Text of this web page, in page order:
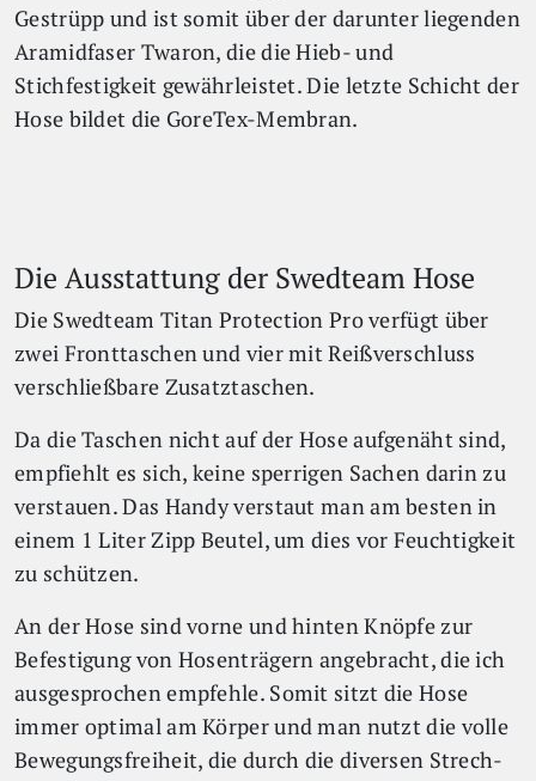
Gestrüpp und ist somit über der darunter liegenden
Aramidfaser Twaron, die die Hieb- und
Stichfestigkeit gewährleistet. Die letzte Schicht der
Hose bildet die GoreTex-Membran.
Die Ausstattung der Swedteam Hose
Die Swedteam Titan Protection Pro verfügt über
zwei Fronttaschen und vier mit Reißverschluss
verschließbare Zusatztaschen.
Da die Taschen nicht auf der Hose aufgenäht sind,
empfiehlt es sich, keine sperrigen Sachen darin zu
verstauen. Das Handy verstaut man am besten in
einem 1 Liter Zipp Beutel, um dies vor Feuchtigkeit
zu schützen.
An der Hose sind vorne und hinten Knöpfe zur
Befestigung von Hosenträgern angebracht, die ich
ausgesprochen empfehle. Somit sitzt die Hose
immer optimal am Körper und man nutzt die volle
Bewegungsfreiheit, die durch die diversen Strech-